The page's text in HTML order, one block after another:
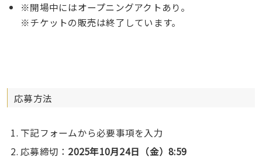
※開場中にはオープニングアクトあり。
※チケットの販売は終了しています。
応募方法
下記フォームから必要事項を入力
応募締切： 2025年10月24日（金）8:59